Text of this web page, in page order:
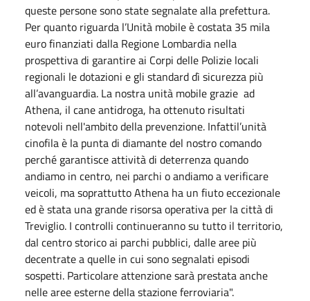
queste persone sono state segnalate alla prefettura.
Per quanto riguarda l’Unità mobile è costata 35 mila
euro finanziati dalla Regione Lombardia nella
prospettiva di garantire ai Corpi delle Polizie locali
regionali le dotazioni e gli standard dì sicurezza più
all’avanguardia. La nostra unità mobile grazie ad
Athena, il cane antidroga, ha ottenuto risultati
notevoli nell'ambito della prevenzione. Infattil’unità
cinofila è la punta di diamante del nostro comando
perché garantisce attività di deterrenza quando
andiamo in centro, nei parchi o andiamo a verificare
veicoli, ma soprattutto Athena ha un fiuto eccezionale
ed è stata una grande risorsa operativa per la città di
Treviglio. I controlli continueranno su tutto il territorio,
dal centro storico ai parchi pubblici, dalle aree più
decentrate a quelle in cui sono segnalati episodi
sospetti. Particolare attenzione sarà prestata anche
nelle aree esterne della stazione ferroviaria".